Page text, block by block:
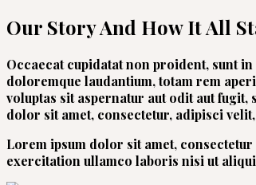
Our Story And How It All
Occaecat cupidatat non proident, sunt
doloremque laudantium, totam rem
voluptas sit aspernatur aut odit aut
dolor sit amet, consectetur, adipisci
Lorem ipsum dolor sit amet,
exercitation ullamco laboris nisi ut